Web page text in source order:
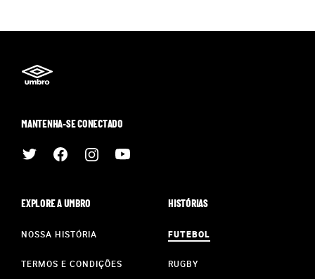
MANTENHA-SE CONECTADO
EXPLORE A UMBRO
NOSSA HISTÓRIA
TERMOS E CONDIÇÕES
HISTÓRIAS
FUTEBOL
RUGBY